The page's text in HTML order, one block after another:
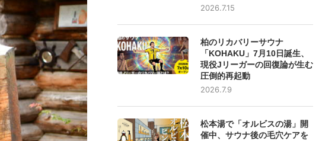
2026.7.15
柏のリカバリーサウナ
「KOHAKU」7月10日誕生、
現役Jリーガーの回復論が生む
圧倒的再起動
2026.7.9
松本湯で「オルビスの湯」開
催中、サウナ後の毛穴ケアを